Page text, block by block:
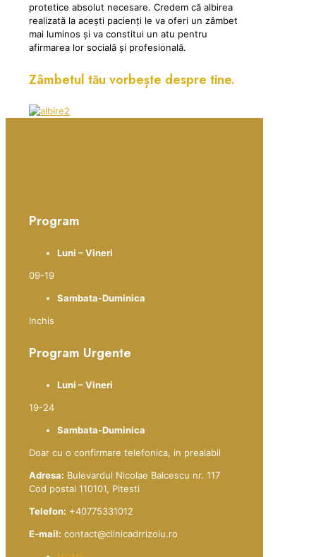
protetice absolut necesare. Credem că albirea
realizată la acești pacienți le va oferi un zâmbet
mai luminos și va constitui un atu pentru
afirmarea lor socială și profesională.
Zâmbetul tău vorbește despre tine.
Program
Luni – Vineri
09-19
Sambata-Duminica
Inchis
Program Urgente
Luni – Vineri
19-24
Sambata-Duminica
Doar cu o confirmare telefonica, in prealabil
Adresa: Bulevardul Nicolae Balcescu nr. 117
Cod postal 110101, Pitesti
Telefon: +40775331012
E-mail: contact@clinicadrrizoiu.ro